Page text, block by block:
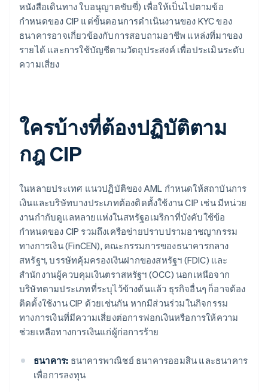
หนังสือเดินทาง ใบอนุญาตขับขี่) เพื่อให้เป็นไปตามข้อ
กำหนดของ CIP แต่ขั้นตอนการดำเนินงานของ KYC ของ
ธนาคารอาจเกี่ยวข้องกับการสอบถามอาชีพ แหล่งที่มาของ
รายได้ และการใช้บัญชีตามวัตถุประสงค์ เพื่อประเมินระดับ
ความเสี่ยง
ใครบ้างที่ต้องปฏิบัติตาม
กฎ CIP
ในหลายประเทศ แนวปฏิบัติของ AML กำหนดให้สถาบันการ
เงินและบริษัทบางประเภทต้องติดตั้งใช้งาน CIP เช่น มีหน่วย
งานกำกับดูแลหลายแห่งในสหรัฐอเมริกาที่บังคับใช้ข้อ
กำหนดของ CIP รวมถึงเครือข่ายปราบปรามอาชญากรรม
ทางการเงิน (FinCEN), คณะกรรมการของธนาคารกลาง
สหรัฐฯ, บรรษัทคุ้มครองเงินฝากของสหรัฐฯ (FDIC) และ
สำนักงานผู้ควบคุมเงินตราสหรัฐฯ (OCC) นอกเหนือจาก
บริษัทตามประเภทที่ระบุไว้ข้างต้นแล้ว ธุรกิจอื่นๆ ก็อาจต้อง
ติดตั้งใช้งาน CIP ด้วยเช่นกัน หากมีส่วนร่วมในกิจกรรม
ทางการเงินที่มีความเสี่ยงต่อการฟอกเงินหรือการให้ความ
ช่วยเหลือทางการเงินแก่ผู้ก่อการร้าย
ธนาคาร: ธนาคารพาณิชย์ ธนาคารออมสิน และธนาคาร
เพื่อการลงทุน